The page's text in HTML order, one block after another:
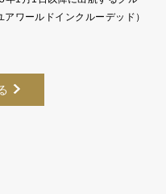
ワールドインクルーデッド）